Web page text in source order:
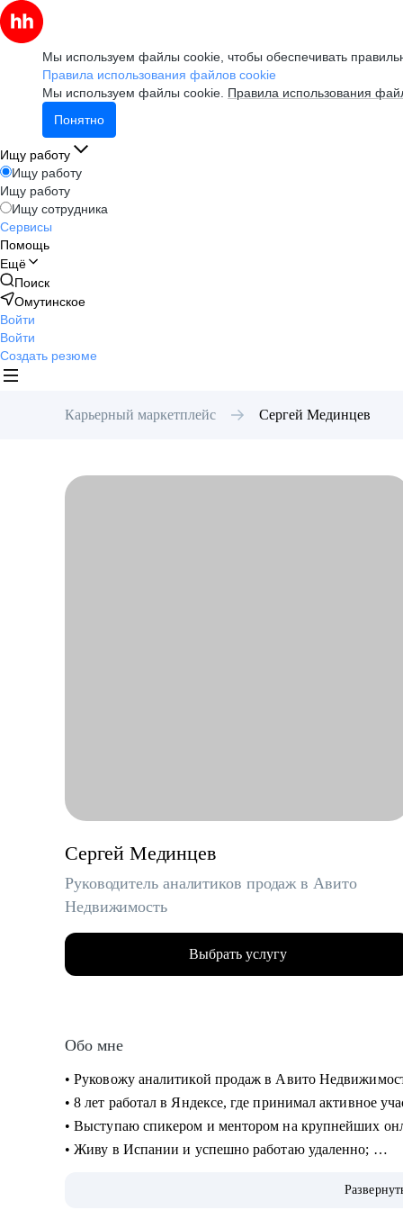
Мы используем файлы cookie, чтобы обеспечивать
Правила использования файлов cookie
Мы используем файлы cookie. Правила использования
Понятно
Ищу работу
Ищу работу
Ищу работу
Ищу сотрудника
Сервисы
Помощь
Ещё
Поиск
Омутинское
Войти
Войти
Создать резюме
Карьерный маркетплейс Сергей Мединцев
Сергей Мединцев
Руководитель аналитиков продаж в Авито
Недвижимость
Выбрать услугу
Обо мне
• Руковожу аналитикой продаж в Авито
• 8 лет работал в Яндексе, где принимал активное
• Выступаю спикером и ментором на крупнейших
• Живу в Испании и успешно работаю удаленно;